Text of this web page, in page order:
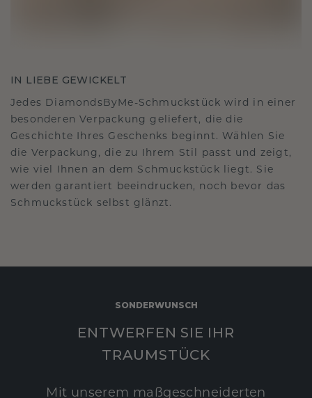
IN LIEBE GEWICKELT
Jedes DiamondsByMe-Schmuckstück wird in einer
besonderen Verpackung geliefert, die die
Geschichte Ihres Geschenks beginnt. Wählen Sie
die Verpackung, die zu Ihrem Stil passt und zeigt,
wie viel Ihnen an dem Schmuckstück liegt. Sie
werden garantiert beeindrucken, noch bevor das
Schmuckstück selbst glänzt.
SONDERWUNSCH
ENTWERFEN SIE IHR
TRAUMSTÜCK
Mit unserem maßgeschneiderten